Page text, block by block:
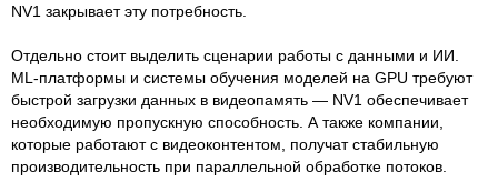
NV1 закрывает эту потребность.
Отдельно стоит выделить сценарии работы с данными и ИИ.
ML-платформы и системы обучения моделей на GPU требуют
быстрой загрузки данных в видеопамять — NV1 обеспечивает
необходимую пропускную способность. А также компании,
которые работают с видеоконтентом, получат стабильную
производительность при параллельной обработке потоков.